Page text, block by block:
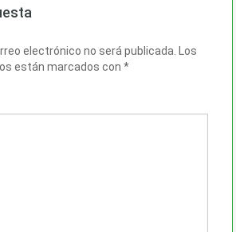
electrónico no será publicada. Los
están marcados con *